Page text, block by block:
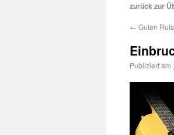
zurück zur
← Guten
Publiziert am